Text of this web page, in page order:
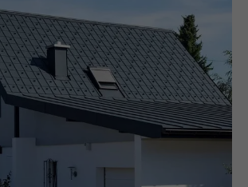
Webseite ein eingebettetes "Folgen Sie
uns"-Fenster enthält.
bcookie
LinkedIn
2 Jahre